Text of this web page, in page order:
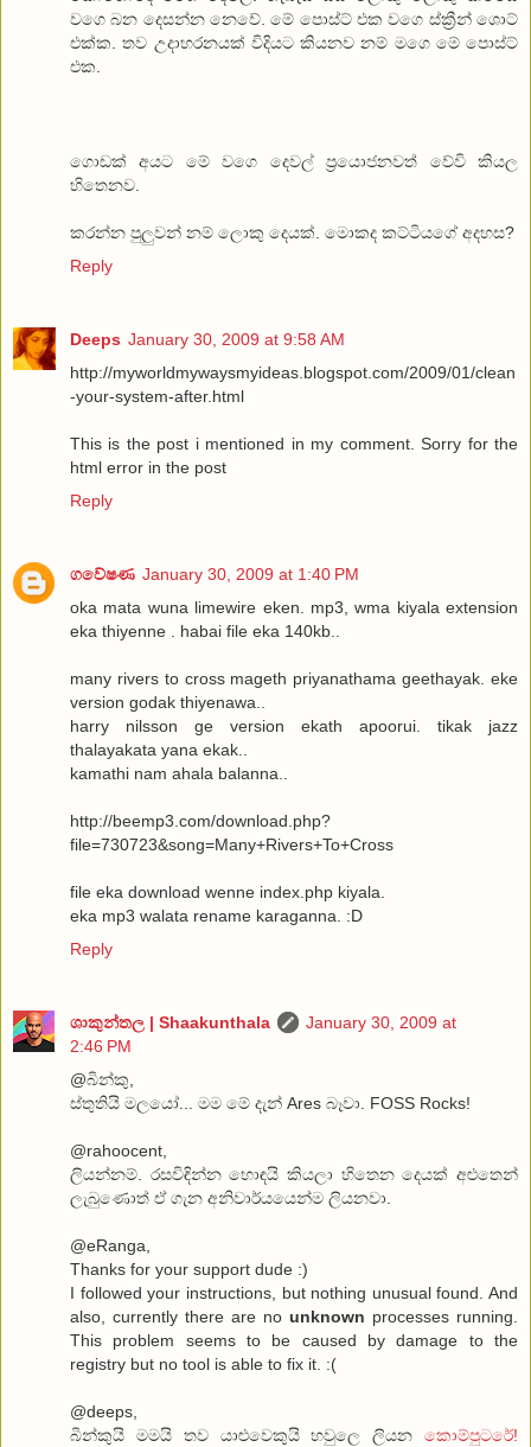
වගෙ බන දෙසන්න නෙවේ. මේ පොස්ට් එක වගෙ ස්ක්‍රීන් ශොට්
එක්ක. තව උදාහරනයක් විදියට කියනව නම් මගෙ මේ පොස්ට්
එක.
ගොඩක් අයට මේ වගෙ දෙවල් ප්‍රයොජනවත් වේවි කියල
හිතෙනව.
කරන්න පුලුවන් නම් ලොකු දෙයක්. මොකද කට්ටියගේ අදහස?
Reply
Deeps January 30, 2009 at 9:58 AM
http://myworldmywaysmyideas.blogspot.com/2009/01/clean
-your-system-after.html
This is the post i mentioned in my comment. Sorry for the
html error in the post
Reply
ගවේෂණ January 30, 2009 at 1:40 PM
oka mata wuna limewire eken. mp3, wma kiyala extension
eka thiyenne . habai file eka 140kb..
many rivers to cross mageth priyanathama geethayak. eke
version godak thiyenawa..
harry nilsson ge version ekath apoorui. tikak jazz
thalayakata yana ekak..
kamathi nam ahala balanna..
http://beemp3.com/download.php?
file=730723&song=Many+Rivers+To+Cross
file eka download wenne index.php kiyala.
eka mp3 walata rename karaganna. :D
Reply
ශාකුන්තල | Shaakunthala
January 30, 2009 at
2:46 PM
@බින්කු,
ස්තුතියි මලයෝ... මම මේ දැන් Ares බෑවා. FOSS Rocks!
@rahoocent,
ලියන්නම්. රසවිඳින්න හොඳයි කියලා හිතෙන දෙයක් අළුතෙන්
ලැබුණොත් ඒ ගැන අනිවාර්යයෙන්ම ලියනවා.
@eRanga,
Thanks for your support dude :)
I followed your instructions, but nothing unusual found. And
also, currently there are no unknown processes running.
This problem seems to be caused by damage to the
registry but no tool is able to fix it. :(
@deeps,
බින්කුයි මමයි තව යාළුවෙකුයි හවුලෙ ලියන කොම්පුටරේ!